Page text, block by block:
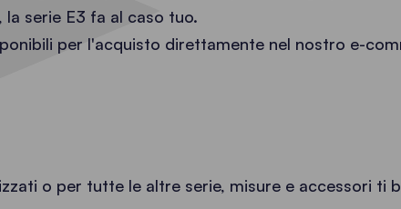
serie E3 fa al caso tuo.
per l'acquisto direttamente nel nostro e-
o per tutte le altre serie, misure e accessori ti